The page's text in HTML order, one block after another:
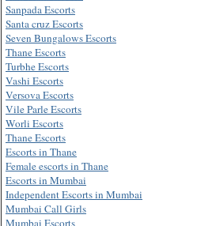
Sanpada Escorts
Santa cruz Escorts
Seven Bungalows Escorts
Thane Escorts
Turbhe Escorts
Vashi Escorts
Versova Escorts
Vile Parle Escorts
Worli Escorts
Thane Escorts
Escorts in Thane
Female escorts in Thane
Escorts in Mumbai
Independent Escorts in Mumbai
Mumbai Call Girls
Mumbai Escorts